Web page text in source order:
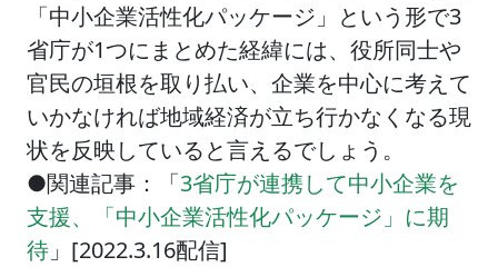
「中小企業活性化パッケージ」という形で3
省庁が1つにまとめた経緯には、役所同士や
官民の垣根を取り払い、企業を中心に考えて
いかなければ地域経済が立ち行かなくなる現
状を反映していると言えるでしょう。
●関連記事：「3省庁が連携して中小企業を
支援、「中小企業活性化パッケージ」に期
待 」[2022.3.16配信]